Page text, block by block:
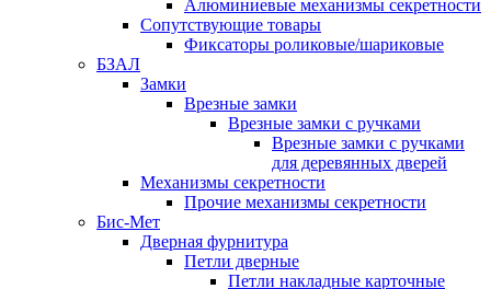
Алюминиевые механизмы секретности
Сопутствующие товары
Фиксаторы роликовые/шариковые
БЗАЛ
Замки
Врезные замки
Врезные замки с ручками
Врезные замки с ручками
для деревянных дверей
Механизмы секретности
Прочие механизмы секретности
Бис-Мет
Дверная фурнитура
Петли дверные
Петли накладные карточные